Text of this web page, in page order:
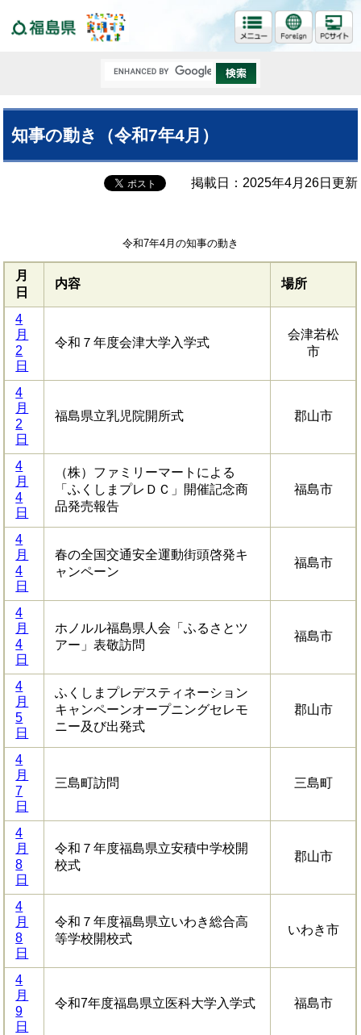
知事の動き（令和7年4月）
掲載日：2025年4月26日更新
令和7年4月の知事の動き
月
日
内容 場所
4
月
2
日
令和７年度会津大学入学式
会津若松
市
4
月
2
日
福島県立乳児院開所式 郡山市
4
月
4
日
（株）ファミリーマートによる
「ふくしまプレＤＣ」開催記念商
品発売報告
福島市
4
月
4
日
春の全国交通安全運動街頭啓発キ
ャンペーン
福島市
4
月
4
日
ホノルル福島県人会「ふるさとツ
アー」表敬訪問
福島市
4
月
5
日
ふくしまプレデスティネーション
キャンペーンオープニングセレモ
ニー及び出発式
郡山市
4
月
7
日
三島町訪問 三島町
4
月
8
日
令和７年度福島県立安積中学校開
校式
郡山市
4
月
8
日
令和７年度福島県立いわき総合高
等学校開校式
いわき市
4
月
9
日
令和7年度福島県立医科大学入学式 福島市